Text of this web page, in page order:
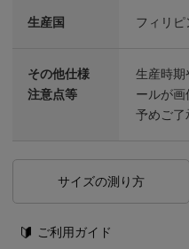
生産国 フィリピ
その他仕様
注意点等
生産時期
ールが画
予めご了
サイズの測り方
ご利用ガイド